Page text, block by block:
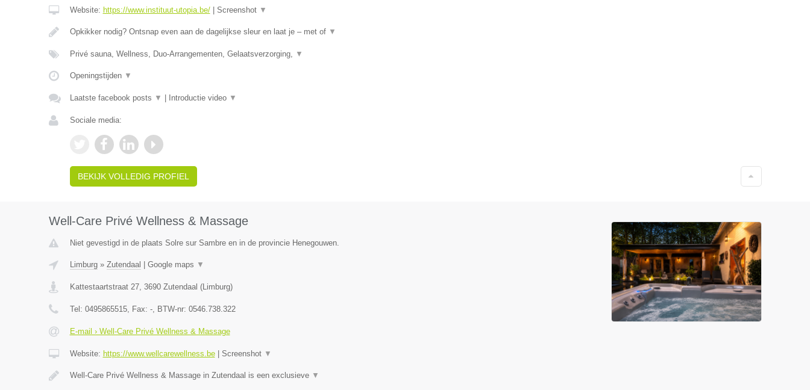
Website: https://www.instituut-utopia.be/| Screenshot ▼
Opkikker nodig? Ontsnap even aan de dagelijkse sleur en laat je – met of ▼
Privé sauna, Wellness, Duo-Arrangementen, Gelaatsverzorging, ▼
Openingstijden ▼
Laatste facebook posts ▼ Introductie video ▼
Sociale media:
BEKIJK VOLLEDIG PROFIEL
Well-Care Privé Wellness & Massage
Niet gevestigd in de plaats Solre sur Sambre en in de provincie Henegouwen.
Limburg» Zutendaal Google maps ▼
Kattestaartstraat 27, 3690 Zutendaal (Limburg)
Tel: 0495865515, Fax: -, BTW-nr: 0546.738.322
E-mail › Well-Care Privé Wellness & Massage
Website: https://www.wellcarewellness.be| Screenshot ▼
Well-Care Privé Wellness & Massage in Zutendaal is een exclusieve ▼